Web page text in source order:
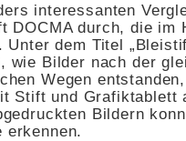
interessanten
DOCMA durch, die im
dem Titel
wie Bilder nach der
Wegen
Stift und Grafiktablett
Bildern
erkennen.